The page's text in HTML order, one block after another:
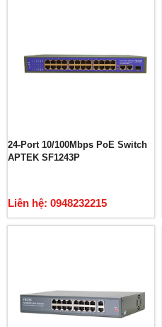
24-Port 10/100Mbps PoE Switch
APTEK SF1243P
Liên hệ: 0948232215